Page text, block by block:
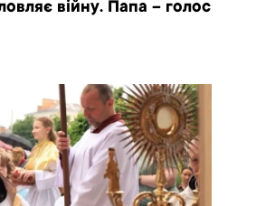
війну. Папа – голос